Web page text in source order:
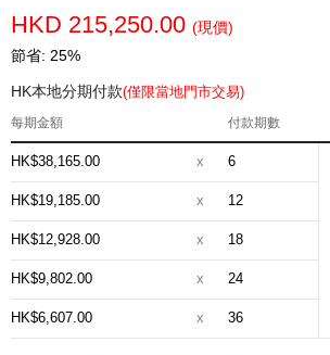
HKD 215,250.00 (現價)
節省: 25%
HK本地分期付款(僅限當地門市交易)
每期金額 付款期數
HK$38,165.00 x 6
HK$19,185.00 x 12
HK$12,928.00 x 18
HK$9,802.00 x 24
HK$6,607.00 x 36